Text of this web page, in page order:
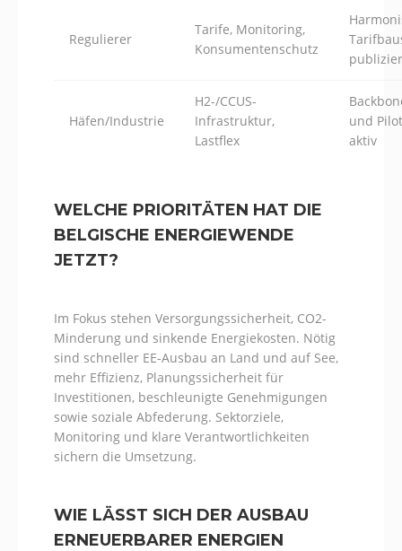
Regulierer
Tarife, Monitoring,
Konsumentenschutz
Häfen/Industrie
H2-/CCUS-
Infrastruktur,
Lastflex
und
aktiv
WELCHE PRIORITÄTEN HAT DIE
BELGISCHE ENERGIEWENDE
JETZT?
Im Fokus stehen Versorgungssicherheit, CO2-
Minderung und sinkende Energiekosten. Nötig
sind schneller EE-Ausbau an Land und auf See,
mehr Effizienz, Planungssicherheit für
Investitionen, beschleunigte Genehmigungen
sowie soziale Abfederung. Sektorziele,
Monitoring und klare Verantwortlichkeiten
sichern die Umsetzung.
WIE LÄSST SICH DER AUSBAU
ERNEUERBARER ENERGIEN